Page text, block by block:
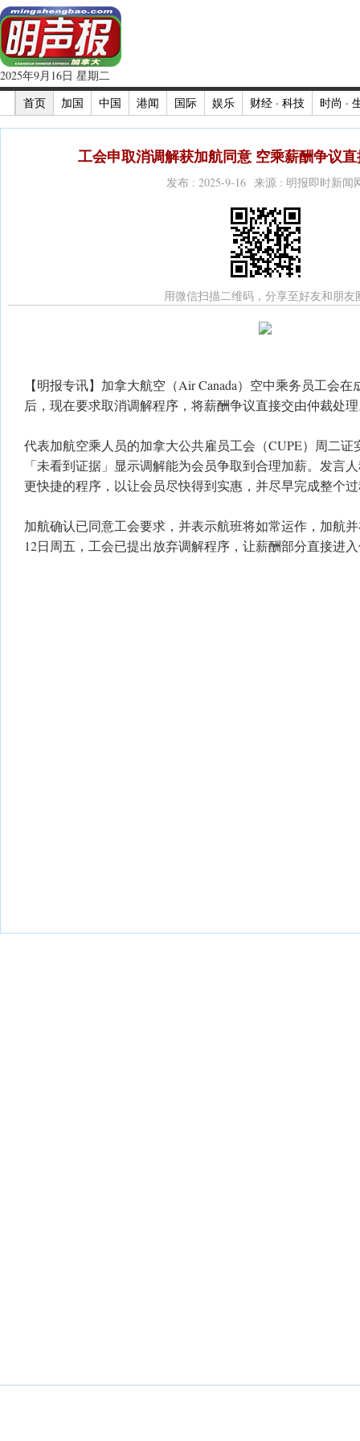
2025年9月16日 星期二
首页
加国 中国 港闻 国际 娱乐 财经 · 科技 时尚 ·
工会申取消调解获加航同意 空乘薪酬争议
发布 : 2025-9-16 来源 : 明报即时新闻
用微信扫描二维码，分享至好友和朋友
【明报专讯】加拿大航空（Air Canada）空中乘务员工会
后，现在要求取消调解程序，将薪酬争议直接交由仲裁处
代表加航空乘人员的加拿大公共雇员工会（CUPE）周二证
「未看到证据」显示调解能为会员争取到合理加薪。发言
更快捷的程序，以让会员尽快得到实惠，并尽早完成整个
加航确认已同意工会要求，并表示航班将如常运作，加航
12日周五，工会已提出放弃调解程序，让薪酬部分直接进